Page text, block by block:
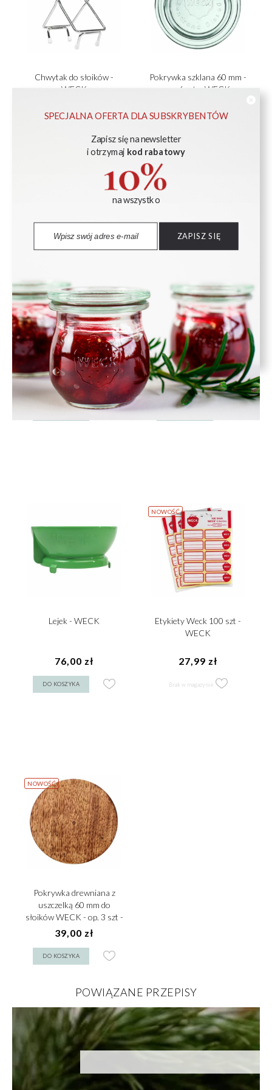
SPECJALNA OFERTA DLA SUBSKRYBENTÓW
Zapisz się na newsletter
i otrzymaj kod rabatowy
na wszystko
ZAPISZ SIĘ
Chwytak do słoików -
WECK
132,00 zł
Pokrywka szklana 60 mm -
op. 6 szt. - WECK
19,20 zł
DO KOSZYKA
Uszczelka 60 mm - op. 6
szt. - WECK
6,00 zł
Zapinki 12 szt. - WECK
17,99 zł
Lejek - WECK
76,00 zł
DO KOSZYKA
NOWOŚĆ
Etykiety Weck 100 szt -
WECK
27,99 zł
Brak w magazynie
NOWOŚĆ
Pokrywka drewniana z
uszczelką 60 mm do
słoików WECK - op. 3 szt -
VERLO
39,00 zł
DO KOSZYKA
POWIĄZANE PRZEPISY